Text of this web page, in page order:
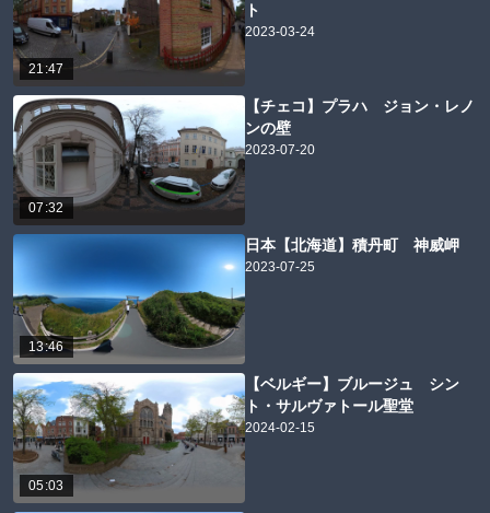
21:47
ト
2023-03-24
07:32
【チェコ】プラハ ジョン・レノ
ンの壁
2023-07-20
13:46
日本【北海道】積丹町 神威岬
2023-07-25
05:03
【ベルギー】ブルージュ シン
ト・サルヴァトール聖堂
2024-02-15